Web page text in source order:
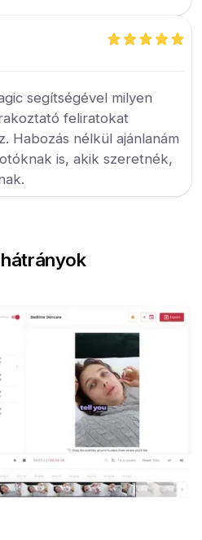
segítségével milyen
feliratokat
Habozás nélkül ajánlanám
is, akik szeretnék,